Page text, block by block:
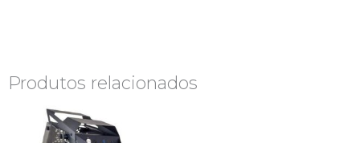
Produtos relacionados